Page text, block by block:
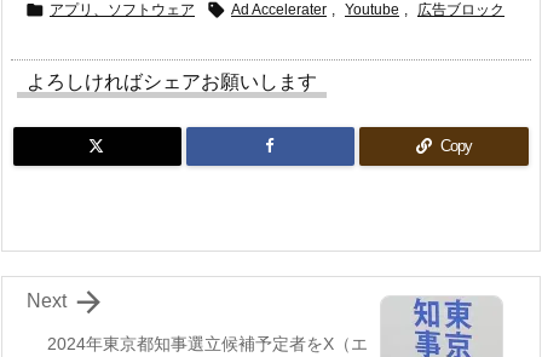
 アプリ、ソフトウェア  Ad Accelerater , Youtube , 広告ブロック
よろしければシェアお願いします
Copy
2024年東京都知事選立候補予定者をX（エ

Next